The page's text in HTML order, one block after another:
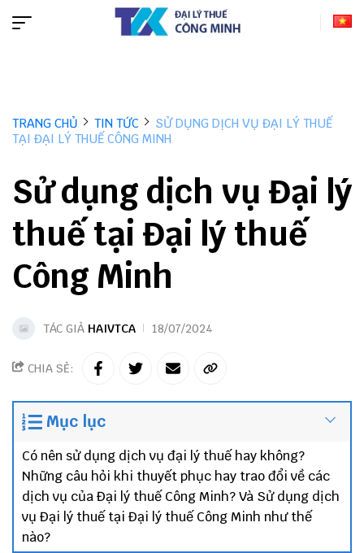
TRANG CHỦ TIN TỨC
SỬ DỤNG DỊCH VỤ ĐẠI LÝ THUẾ
TẠI ĐẠI LÝ THUẾ CÔNG MINH
Sử dụng dịch vụ Đại lý
thuế tại Đại lý thuế
Công Minh
TÁC GIẢ HAIVTCA 18/07/2024
CHIA SẺ:
Mục lục
Có nên sử dụng dịch vụ đại lý thuế hay không?
Những câu hỏi khi thuyết phục hay trao đổi về các
dịch vụ của Đại lý thuế Công Minh? Và Sử dụng dịch
vụ Đại lý thuế tại Đại lý thuế Công Minh như thế
nào?